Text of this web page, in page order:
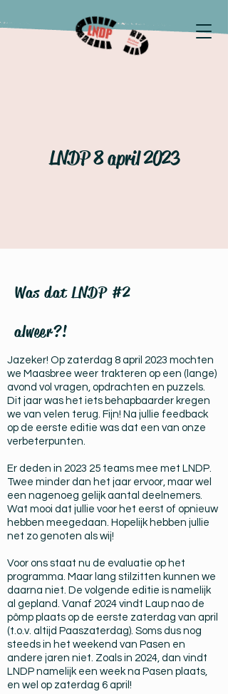
LNDP 8 april 2023
Was dat LNDP #2
alweer?!
Jazeker! Op zaterdag 8 april 2023 mochten
we Maasbree weer trakteren op een (lange)
avond vol vragen, opdrachten en puzzels.
Dit jaar was het iets behapbaarder kregen
we van velen terug. Fijn! Na jullie feedback
op de eerste editie was dat een van onze
verbeterpunten.
Er deden in 2023 25 teams mee met LNDP.
Twee minder dan het jaar ervoor, maar wel
een nagenoeg gelijk aantal deelnemers.
Wat mooi dat jullie voor het eerst of opnieuw
hebben meegedaan. Hopelijk hebben jullie
net zo genoten als wij!
Voor ons staat nu de evaluatie op het
programma. Maar lang stilzitten kunnen we
daarna niet. De volgende editie is namelijk
al gepland. Vanaf 2024 vindt Laup nao de
pômp plaats op de eerste zaterdag van april
(t.o.v. altijd Paaszaterdag). Soms dus nog
steeds in het weekend van Pasen en
andere jaren niet. Zoals in 2024, dan vindt
LNDP namelijk een week na Pasen plaats,
en wel op zaterdag 6 april!